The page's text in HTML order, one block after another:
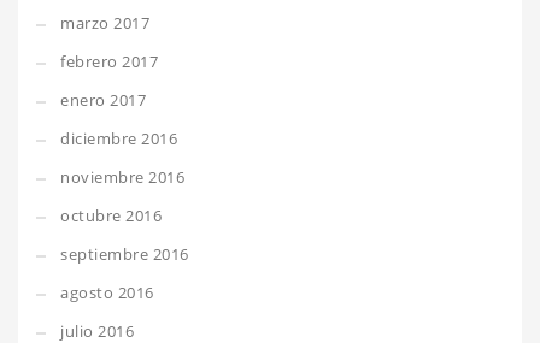
marzo 2017
febrero 2017
enero 2017
diciembre 2016
noviembre 2016
octubre 2016
septiembre 2016
agosto 2016
julio 2016